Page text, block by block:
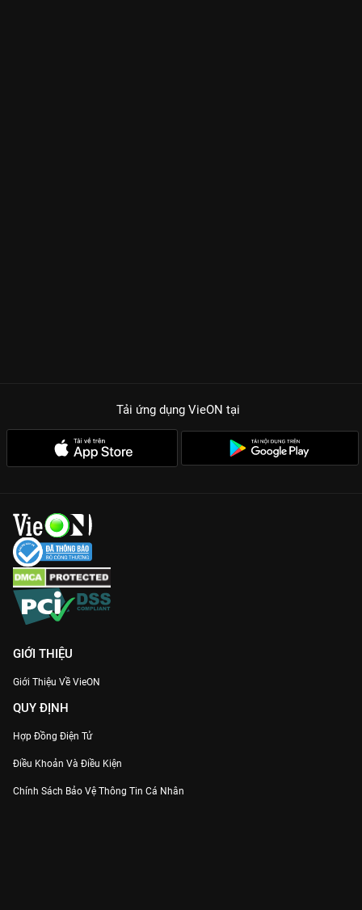
Tải ứng dụng VieON tại
GIỚI THIỆU
Giới Thiệu Về VieON
QUY ĐỊNH
Hợp Đồng Điện Tử
Điều Khoản Và Điều Kiện
Chính Sách Bảo Vệ Thông Tin Cá Nhân